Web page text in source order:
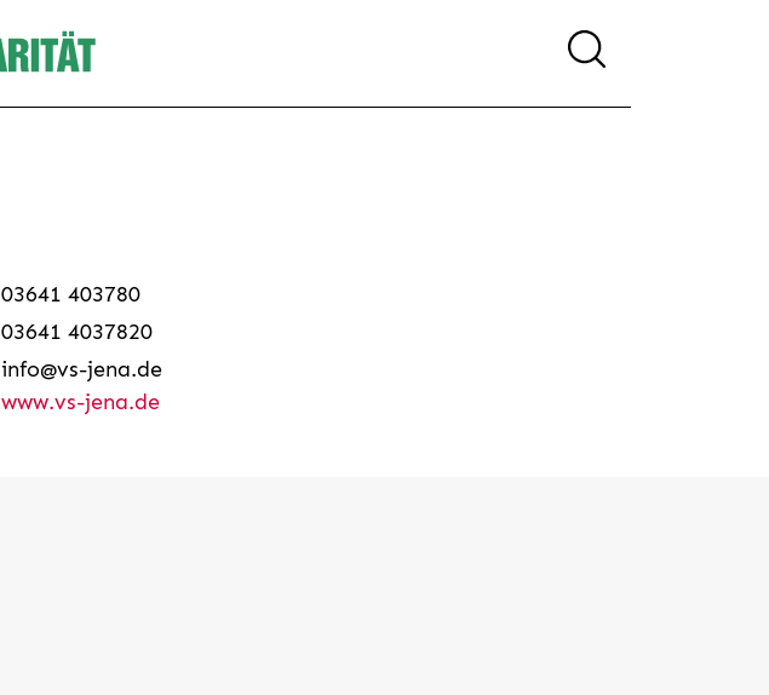
03641 403780
03641 4037820
info@vs-jena.de
www.vs-jena.de